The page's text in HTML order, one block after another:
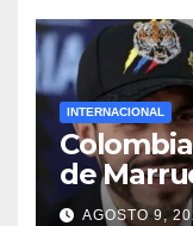
INTERNACIONAL
de
y busca
AGOSTO 9,